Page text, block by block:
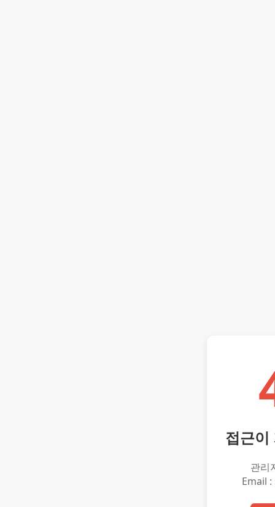
접근이
관리
Email